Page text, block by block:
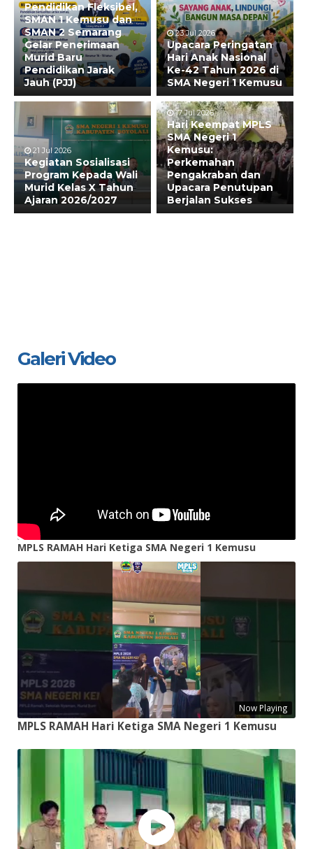
Pendidikan Fleksibel,
SMAN 1 Kemusu dan
SMAN 2 Semarang
Gelar Penerimaan
Murid Baru
Pendidikan Jarak
Jauh (PJJ)
23 Jul 2026
Upacara Peringatan
Hari Anak Nasional
Ke-42 Tahun 2026 di
SMA Negeri 1 Kemusu
21 Jul 2026
Kegiatan Sosialisasi
Program Kepada Wali
Murid Kelas X Tahun
Ajaran 2026/2027
17 Jul 2026
Hari Keempat MPLS
SMA Negeri 1
Kemusu:
Perkemahan
Pengakraban dan
Upacara Penutupan
Berjalan Sukses
Galeri Video
MPLS RAMAH Hari Ketiga SMA Negeri 1 Kemusu
Now Playing
MPLS RAMAH Hari Ketiga SMA Negeri 1 Kemusu